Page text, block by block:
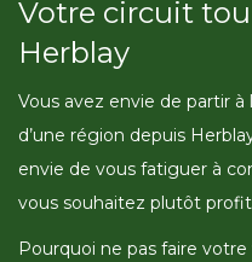
Votre circuit
Herblay
Vous avez envie de partir
d’une région depuis
envie de vous fatiguer à
vous souhaitez plutôt
Pourquoi ne pas faire